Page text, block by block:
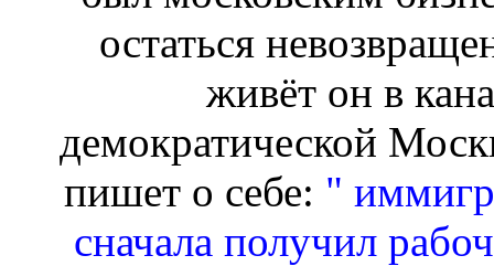
остаться
живёт он в
демократической
пишет о себе: "
сначала получил